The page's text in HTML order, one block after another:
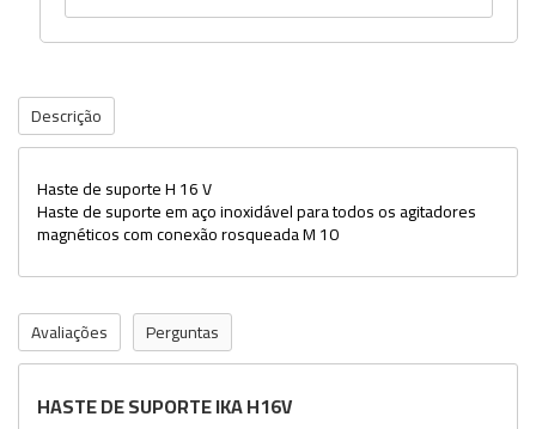
Descrição
Haste de suporte H 16 V
Haste de suporte em aço inoxidável para todos os agitadores
magnéticos com conexão rosqueada M 10
Avaliações Perguntas
HASTE DE SUPORTE IKA H16V